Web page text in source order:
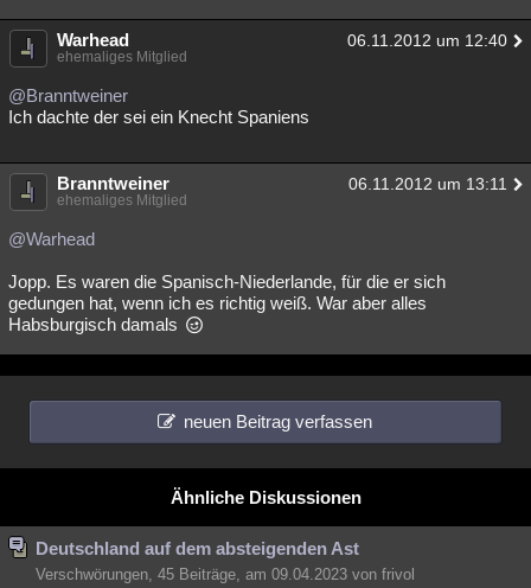
Warhead 06.11.2012 um 12:40
ehemaliges Mitglied
@Branntweiner
Ich dachte der sei ein Knecht Spaniens
Branntweiner 06.11.2012 um 13:11
ehemaliges Mitglied
@Warhead
Jopp. Es waren die Spanisch-Niederlande, für die er sich
gedungen hat, wenn ich es richtig weiß. War aber alles
Habsburgisch damals
neuen Beitrag verfassen
Ähnliche Diskussionen
Deutschland auf dem absteigenden Ast
Verschwörungen, 45 Beiträge, am 09.04.2023 von frivol